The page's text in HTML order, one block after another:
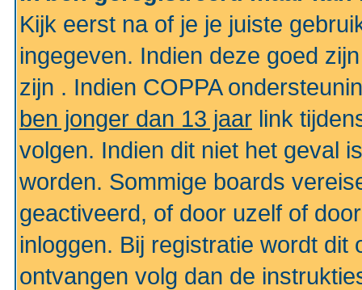
Kijk eerst na of je je juiste
ingegeven. Indien deze goed
zijn . Indien COPPA
ben jonger dan 13 jaar link
volgen. Indien dit niet het geval
worden. Sommige boards
geactiveerd, of door uzelf of
inloggen. Bij registratie wordt dit
ontvangen volg dan de